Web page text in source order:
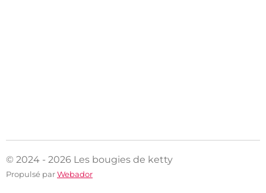
© 2024 - 2026 Les bougies de ketty
Propulsé parWebador